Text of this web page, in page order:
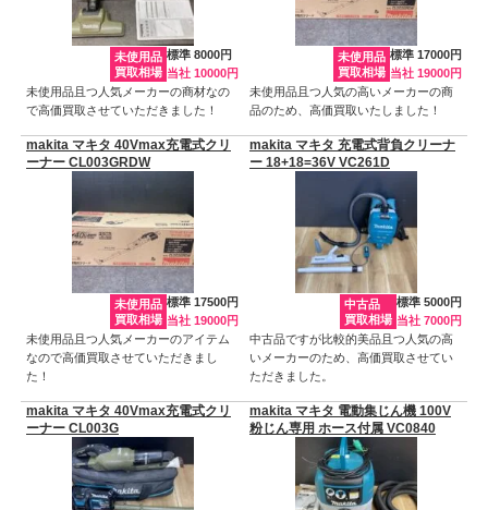
未使用品
買取相場
標準 8000円
当社 10000円
未使用品且つ人気メーカーの商材なの
で高価買取させていただきました！
未使用品
買取相場
標準 17000円
当社 19000円
未使用品且つ人気の高いメーカーの商
品のため、高価買取いたしました！
makita マキタ 40Vmax充電式クリ
ーナー CL003GRDW
未使用品
買取相場
標準 17500円
当社 19000円
未使用品且つ人気メーカーのアイテム
なので高価買取させていただきまし
た！
makita マキタ 充電式背負クリーナ
ー 18+18=36V VC261D
中古品
買取相場
標準 5000円
当社 7000円
中古品ですが比較的美品且つ人気の高
いメーカーのため、高価買取させてい
ただきました。
makita マキタ 40Vmax充電式クリ
ーナー CL003G
makita マキタ 電動集じん機 100V
粉じん専用 ホース付属 VC0840